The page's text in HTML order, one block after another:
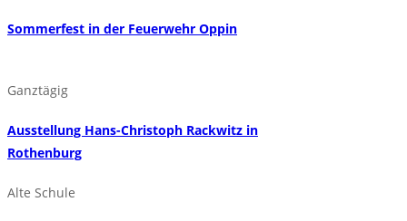
Sommerfest in der Feuerwehr Oppin
Ganztägig
Ausstellung Hans-Christoph Rackwitz in
Rothenburg
Alte Schule